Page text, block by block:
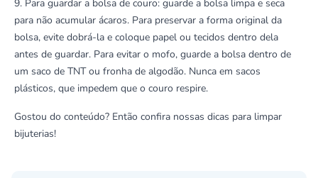
9. Para guardar a bolsa de couro: guarde a bolsa limpa e seca
para não acumular ácaros. Para preservar a forma original da
bolsa, evite dobrá-la e coloque papel ou tecidos dentro dela
antes de guardar. Para evitar o mofo, guarde a bolsa dentro de
um saco de TNT ou fronha de algodão. Nunca em sacos
plásticos, que impedem que o couro respire.
Gostou do conteúdo? Então confira nossas dicas para limpar
bijuterias!